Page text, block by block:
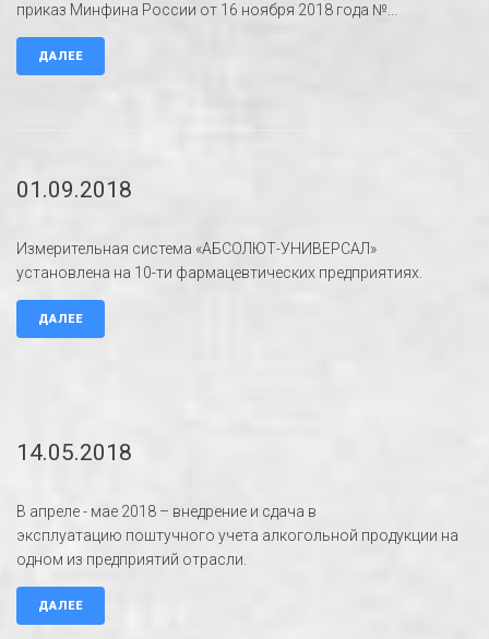
приказ Минфина России от 16 ноября 2018 года №...
ДАЛЕЕ
01.09.2018
Измерительная система «АБСОЛЮТ-УНИВЕРСАЛ»
установлена на 10-ти фармацевтических предприятиях.
ДАЛЕЕ
14.05.2018
В апреле - мае 2018 – внедрение и сдача в
эксплуатацию поштучного учета алкогольной продукции на
одном из предприятий отрасли.
ДАЛЕЕ